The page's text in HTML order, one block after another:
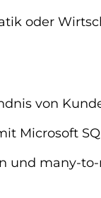
oder
von
Microsoft
und many-